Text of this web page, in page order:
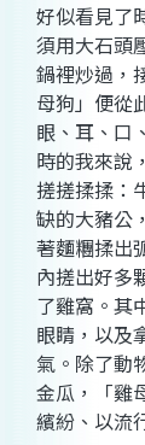
好似看見了
須用大石頭
鍋裡炒過，
母狗」便從
眼、耳、口
時的我來說
搓搓揉揉：
缺的大豬公
著麵糰揉出
內搓出好多
了雞窩。其
眼睛，以及
氣。除了動
金瓜，「雞
繽紛、以流